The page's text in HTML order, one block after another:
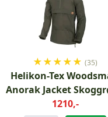
★★★★★ (35)
Helikon-Tex
Anorak Jacket
1210,-